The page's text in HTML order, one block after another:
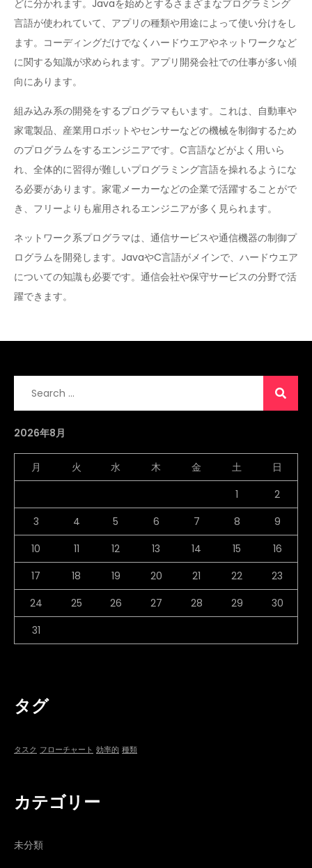
どに分かれます。Javaを始めとするさまざまなプログラミング
言語が使われていて、アプリの種類や用途によって使い分けをし
ます。コーディングだけでなくハードウエアやネットワークなど
に関する知識が求められます。アプリ開発会社での仕事が多い傾
向にあります。
組み込み系の開発をするプログラマもいます。これは、自動車や
家電製品、産業用ロボットやセンサーなどの機械を制御するため
のプログラムをするエンジニアです。C言語などがよく用いら
れ、全体的に習得が難しいプログラミング言語を操れるようにな
る必要があります。家電メーカーなどの企業で活躍することがで
き、フリーよりも雇用されるエンジニアが多く見られます。
ネットワーク系プログラマは、通信サービスや通信機器の制御プ
ログラムを開発します。JavaやC言語がメインで、ハードウエア
についての知識も必要です。通信会社や保守サービスの分野で活
躍できます。
2026年8月
月 火 水 木 金 土
日
1
2
3
4 5 6 7 8
9
10
11 12 13 14 15
16
17
18 19 20 21 22
23
24
25 26 27 28 29
30
31
タグ
タスク フローチャート 効率的 種類
カテゴリー
未分類